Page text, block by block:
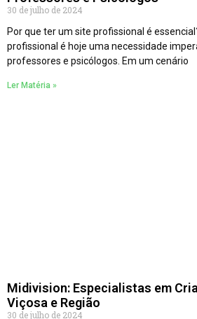
30 de julho de 2024
Por que ter um site profissional é
profissional é hoje uma necessidade
professores e psicólogos. Em um cenário
Ler Matéria »
Midivision: Especialistas em
Viçosa e Região
30 de julho de 2024